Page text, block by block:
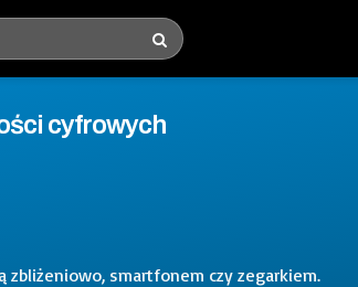
cyfrowych
zbliżeniowo, smartfonem czy zegarkiem.